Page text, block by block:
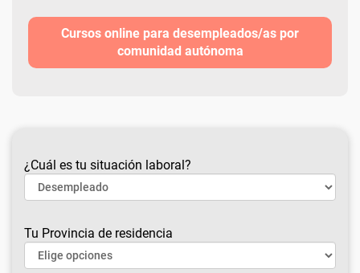
Cursos online para desempleados/as por
comunidad autónoma
¿Cuál es tu situación laboral?
Tu Provincia de residencia